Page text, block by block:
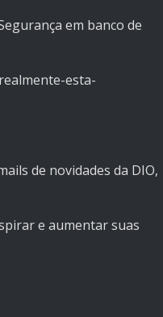
em banco de
esta-
de novidades da DIO,
e aumentar suas